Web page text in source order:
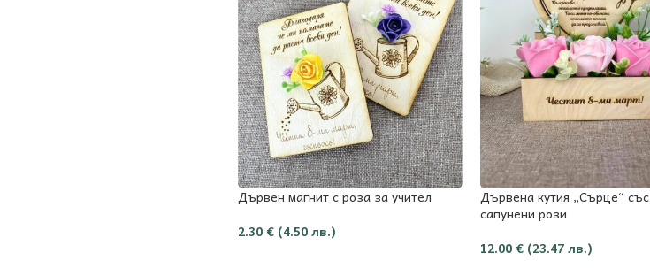
Дървен магнит с роза за учител
2.30 € (4.50 лв.)
Дървена кутия „Сърце“ със
сапунени рози
12.00 € (23.47 лв.)